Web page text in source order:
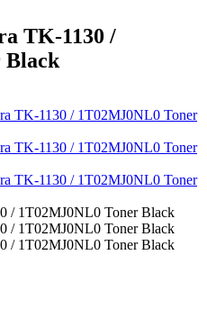
TK-1130 /
Black